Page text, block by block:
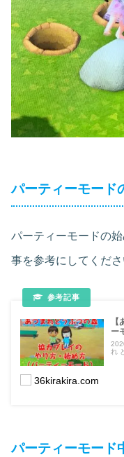
パーティーモード
パーティーモードの
事を参考にしてくださ
ー
れ
36kirakira.com
パーティーモード